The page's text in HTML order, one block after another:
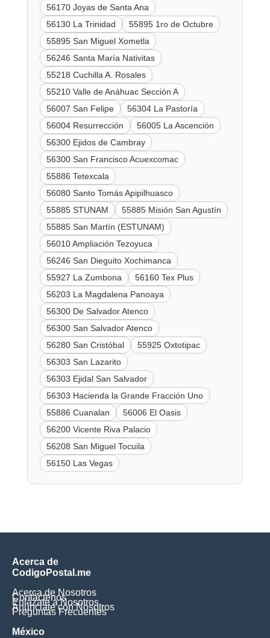
56170 Joyas de Santa Ana
56130 La Trinidad
55895 1ro de Octubre
55895 San Miguel Xometla
56246 Santa María Nativitas
55218 Cuchilla A. Rosales
55210 Valle de Anáhuac Sección A
56007 San Felipe
56304 La Pastoría
56004 Resurrección
56005 La Ascención
56300 Ejidos de Cambray
56300 San Francisco Acuexcomac
55886 Tetexcala
56080 Santo Tomás Apipilhuasco
55885 STUNAM
55885 Misión San Agustín
55885 San Martín (ESTUNAM)
56010 Ampliación Tezoyuca
56246 San Dieguito Xochimanca
55927 La Zumbona
56160 Tex Plus
56203 La Magdalena Panoaya
56300 De Salvador Atenco
56300 San Salvador Atenco
56280 San Cristóbal
55925 Oxtotipac
56303 San Lazarito
56303 Ejidal San Salvador
56303 Hacienda la Grande Fracción Uno
55886 Cuanalan
56006 El Oasis
56200 Vicente Riva Palacio
56208 San Miguel Tocuila
56150 Las Vegas
Acerca de
CodigoPostal.me
Acerca de Nosotros
Contáctenos
Enlázate a Nosotros
Anúnciate con Nosotros
Preguntas Frecuentes
México